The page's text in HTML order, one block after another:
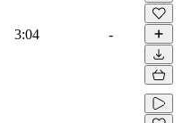
3:04 -